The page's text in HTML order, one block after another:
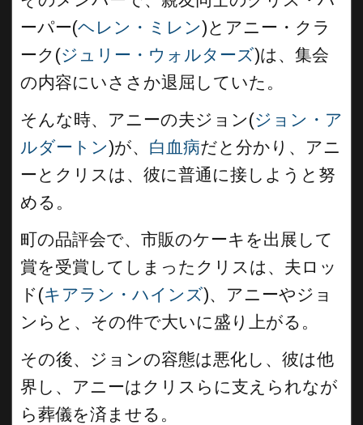
ーパー(ヘレン・ミレン)とアニー・クラ
ーク(ジュリー・ウォルターズ)は、集会
の内容にいささか退屈していた。
そんな時、アニーの夫ジョン(ジョン・ア
ルダートン)が、 白血病だと分かり、アニ
ーとクリスは、彼に普通に接しようと努
める。
町の品評会で、市販のケーキを出展して
賞を受賞してしまったクリスは、夫ロッ
ド(キアラン・ハインズ)、アニーやジョ
ンらと、その件で大いに盛り上がる。
その後、ジョンの容態は悪化し、彼は他
界し、アニーはクリスらに支えられなが
ら葬儀を済ませる。